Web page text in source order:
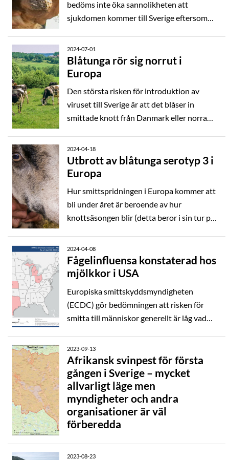
bedöms inte öka sannolikheten att
sjukdomen kommer till Sverige eftersom
embryon har skett från dessa länder under
de senaste tre månaderna. Inte heller har
under samma period från något av dessa
2024-07-01
Blåtunga rör sig norrut i
Europa
Den största risken för introduktion av
viruset till Sverige är att det blåser in
smittade knott från Danmark eller norra
djur och knott i dessa områden. I dagsläget
har det inte rapporterats fall av blåtunga
Tyskland som gränsar mot Östersjön eller
2024-04-18
Utbrott av blåtunga serotyp 3 i
Europa
Hur smittspridningen i Europa kommer att
bli under året är beroende av hur
knottsäsongen blir (detta beror i sin tur på
knottangrepp är svårt och utan
omfattande vaccinationsinsatser förväntas
under 2024. Vid tidigare utbrott av
blåtunga (blåtungevirus serotyp 8, BTV8)
krävdes flera vektorsäsonger innan
smittan nådde Sverige.
2024-04-08
Fågelinfluensa konstaterad hos
mjölkkor i USA
Europiska smittskyddsmyndigheten
(ECDC) gör bedömningen att risken för
smitta till människor generellt är låg vad
fåglar eller däggdjur infekterade med
högpatogen fågelinfluensa är risken för
smitta något högre enligt bedömningen.
2023-09-13
Afrikansk svinpest för första
gången i Sverige – mycket
allvarligt läge men
myndigheter och andra
organisationer är väl
förberedda
2023-08-23